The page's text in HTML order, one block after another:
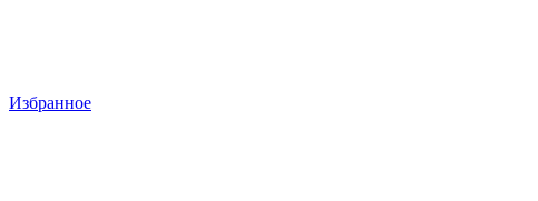
Избранное